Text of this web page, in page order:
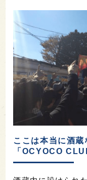
ここは本当に酒
「OCYOCO